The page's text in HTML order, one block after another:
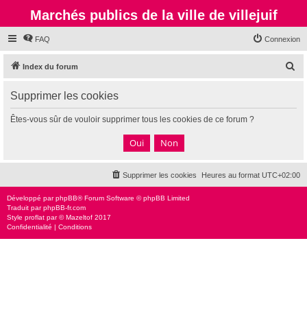
Marchés publics de la ville de villejuif
FAQ Connexion
Index du forum
c
Supprimer les cookies
Êtes-vous sûr de vouloir supprimer tous les cookies de ce forum ?
Heures au format UTC+02:00
Supprimer les cookies
Développé parphpBB® Forum Software © phpBB Limited
Traduit parphpBB-fr.com
Style proflat par ©Mazeltof 2017
Confidentialité | Conditions